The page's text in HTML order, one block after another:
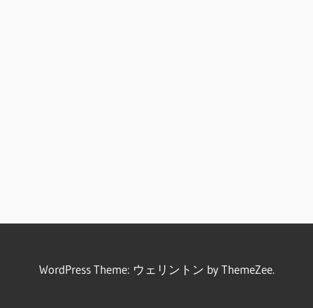
WordPress Theme: ウェリントン by ThemeZee.